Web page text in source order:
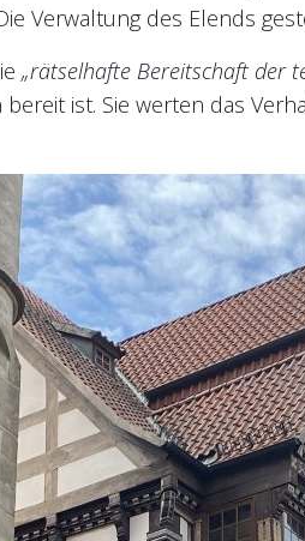
Verwaltung des Elends
„rätselhafte Bereitschaft der
ist. Sie werten das